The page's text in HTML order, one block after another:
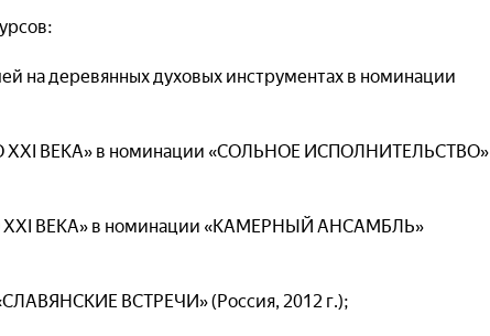
на деревянных духовых инструментах в номинации
ХХІ ВЕКА» в номинации «СОЛЬНОЕ ИСПОЛНИТЕЛЬСТВО»
ХХІ ВЕКА» в номинации «КАМЕРНЫЙ АНСАМБЛЬ»
ВСТРЕЧИ» (Россия, 2012 г.);